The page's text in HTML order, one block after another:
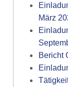
März
Bericht